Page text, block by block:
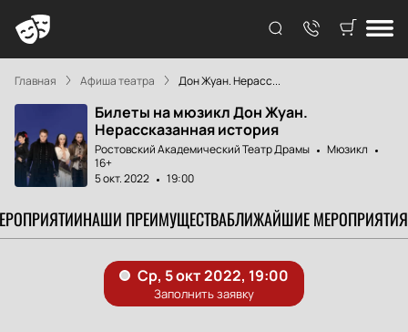
Главная Афиша театра Дон Жуан. Нерасс...
Билеты на мюзикл Дон Жуан.
Нерассказанная история
Ростовский Академический Театр Драмы
Мюзикл
16+
5 окт. 2022
19:00
НАШИ ПРЕИМУЩЕСТВАБЛИЖАЙШИЕ МЕРОПРИЯТИЯ